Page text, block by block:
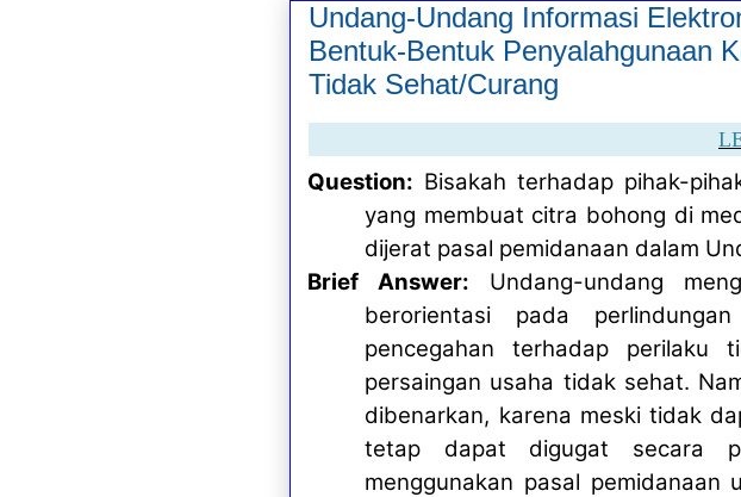
Undang-Undang Informasi
Bentuk-Bentuk Penyalahgunaan
Tidak Sehat/Curang
Question: Bisakah terhadap pihak-
yang membuat citra bohong di
dijerat pasal pemidanaan dalam
Brief Answer: Undang-undang
berorientasi pada
pencegahan terhadap perilaku
persaingan usaha tidak sehat.
dibenarkan, karena meski tidak
tetap dapat digugat secara
menggunakan pasal pemidanaan